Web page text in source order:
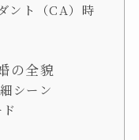
ント（CA）時
の全貌
シーン